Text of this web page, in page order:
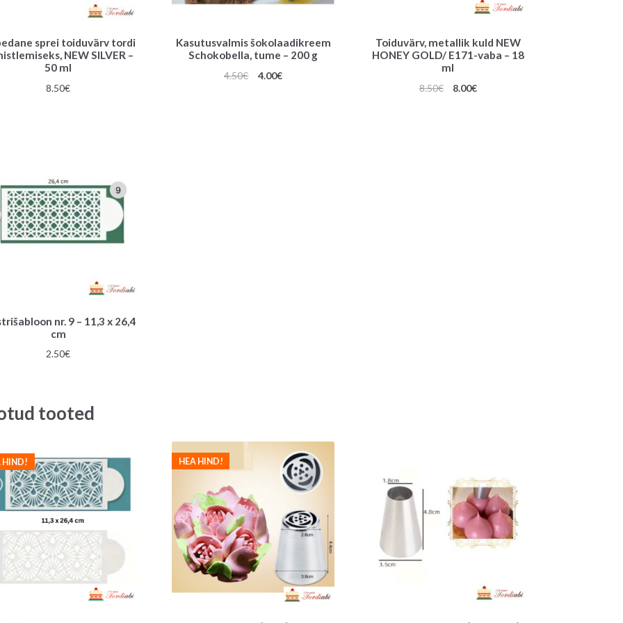
sprei toiduvärv tordi
NEW SILVER –
50 ml
8.50€
Kasutusvalmis šokolaadikreem
Schokobella, tume – 200 g
4.50€
Algne
4.00€Praegune
Toiduvärv, metallik kuld NEW
HONEY GOLD/ E171-vaba – 18
ml
8.50€
Algne
8.00€Praegune
nr. 9 – 11,3 x 26,4
cm
2.50€
tooted
HIND! HEA HIND!